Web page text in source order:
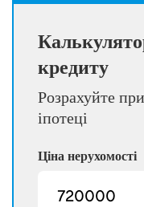
кредиту
Розрахуйте
іпотеці
Ціна нерухомості